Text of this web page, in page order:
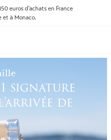
euros d’achats en France
et à Monaco.
signature
de